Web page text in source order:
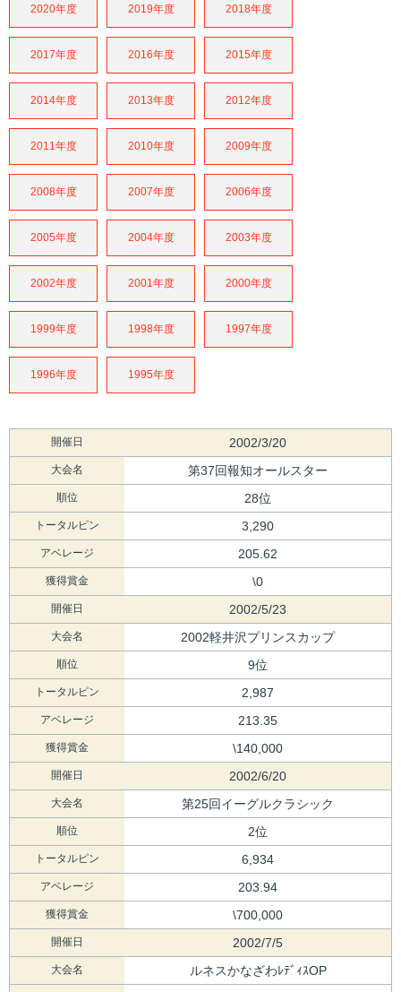
2020年度 2019年度 2018年度
2017年度 2016年度 2015年度
2014年度 2013年度 2012年度
2011年度 2010年度 2009年度
2008年度 2007年度 2006年度
2005年度 2004年度 2003年度
2002年度 2001年度 2000年度
1999年度 1998年度 1997年度
1996年度 1995年度
開催日 2002/3/20
大会名 第37回報知オールスター
順位 28位
トータルピン 3,290
アベレージ 205.62
獲得賞金 \0
開催日 2002/5/23
大会名 2002軽井沢プリンスカップ
順位 9位
トータルピン 2,987
アベレージ 213.35
獲得賞金 \140,000
開催日 2002/6/20
大会名 第25回イーグルクラシック
順位 2位
トータルピン 6,934
アベレージ 203.94
獲得賞金 \700,000
開催日 2002/7/5
大会名 ルネスかなざわﾚﾃﾞｨｽOP